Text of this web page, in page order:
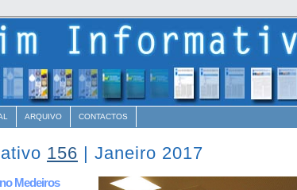
ARQUIVO CONTACTOS
156 | Janeiro 2017
Medeiros